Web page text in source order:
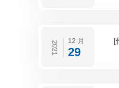
2021 12 月
29